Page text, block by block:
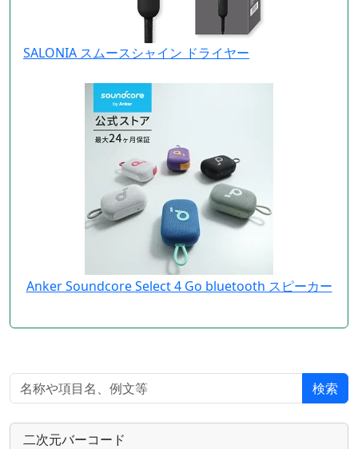
SALONIA スムースシャイン ドライヤー
Anker Soundcore Select 4 Go bluetooth スピーカー
検索
二次元バーコード